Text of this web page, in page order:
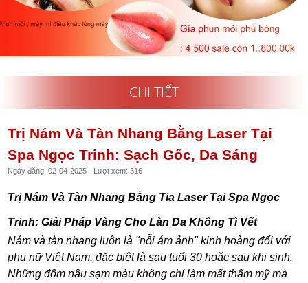
CHI TIẾT
Trị Nám Và Tàn Nhang Bằng Laser Tại
Spa Ngọc Trinh: Sạch Gốc, Da Sáng
Ngày đăng: 02-04-2025 - Lượt xem: 316
Trị Nám Và Tàn Nhang Bằng Tia Laser Tại Spa Ngọc
Trinh: Giải Pháp Vàng Cho Làn Da Không Tì Vết
Nám và tàn nhang luôn là "nỗi ám ảnh" kinh hoàng đối với
phụ nữ Việt Nam, đặc biệt là sau tuổi 30 hoặc sau khi sinh.
Những đốm nâu sạm màu không chỉ làm mất thẩm mỹ mà